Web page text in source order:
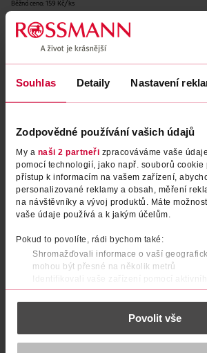
Souhlas Detaily Nastavení
Zodpovědné používání vašich údajů
My a naši 2 partneři zpracováváme vaše
pomocí technologií, jako např. souborů cookie
přístup k informacím na vašem zařízení,
personalizované reklamy a obsah, měření
na návštěvníky a vývoj produktů. Máte
vaše údaje používá a k jakým účelům.
Pokud to povolíte, rádi bychom také:
Shromažďovali informace o vaší
mohou být přesné na několik metrů
Identifikovali vaše zařízení pomocí
konkrétní charakteristiky (otisk prstu)
Zjistěte více o tom, jak zpracováváme vaše
části s podrobnostmi . Svůj
Povolit vše
Běžná cena: 159 Kč/ks
Podobné produkty
Rtěnka s SPF30 Ultra Matte 21
Electric Pink
159 Kč
Obj. č.: 1317398
Maiden